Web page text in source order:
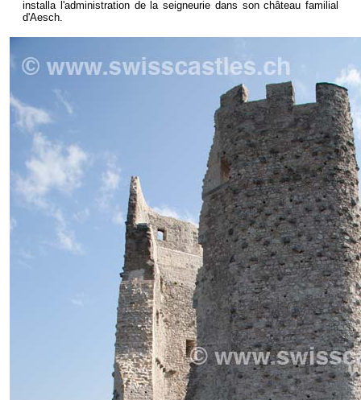
installa l'administration de la seigneurie dans son château familial
d'Aesch.